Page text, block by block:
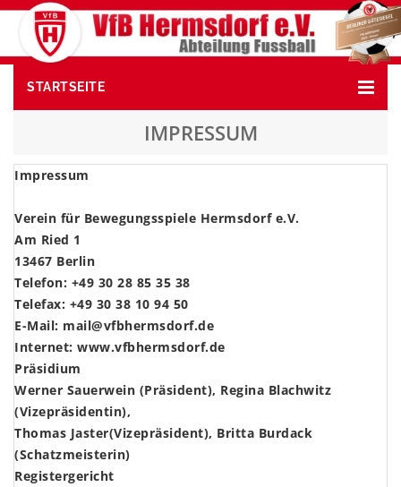
STARTSEITE
IMPRESSUM
Impressum
Verein für Bewegungsspiele Hermsdorf e.V.
Am Ried 1
13467 Berlin
Telefon: +49 30 28 85 35 38
Telefax: +49 30 38 10 94 50
E-Mail: mail@vfbhermsdorf.de
Internet: www.vfbhermsdorf.de
Präsidium
Werner Sauerwein (Präsident), Regina Blachwitz
(Vizepräsidentin),
Thomas Jaster(Vizepräsident), Britta Burdack
(Schatzmeisterin)
Registergericht